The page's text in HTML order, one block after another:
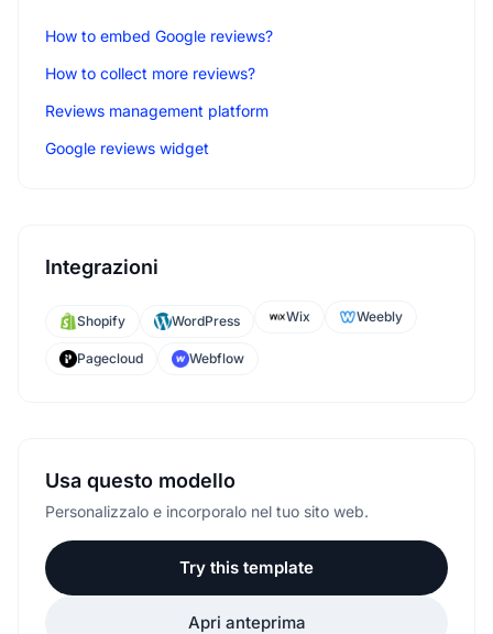
How to embed Google reviews?
How to collect more reviews?
Reviews management platform
Google reviews widget
Integrazioni
Shopify WordPress Wix Weebly
Pagecloud Webflow
Usa questo modello
Personalizzalo e incorporalo nel tuo sito web.
Try this template
Apri anteprima